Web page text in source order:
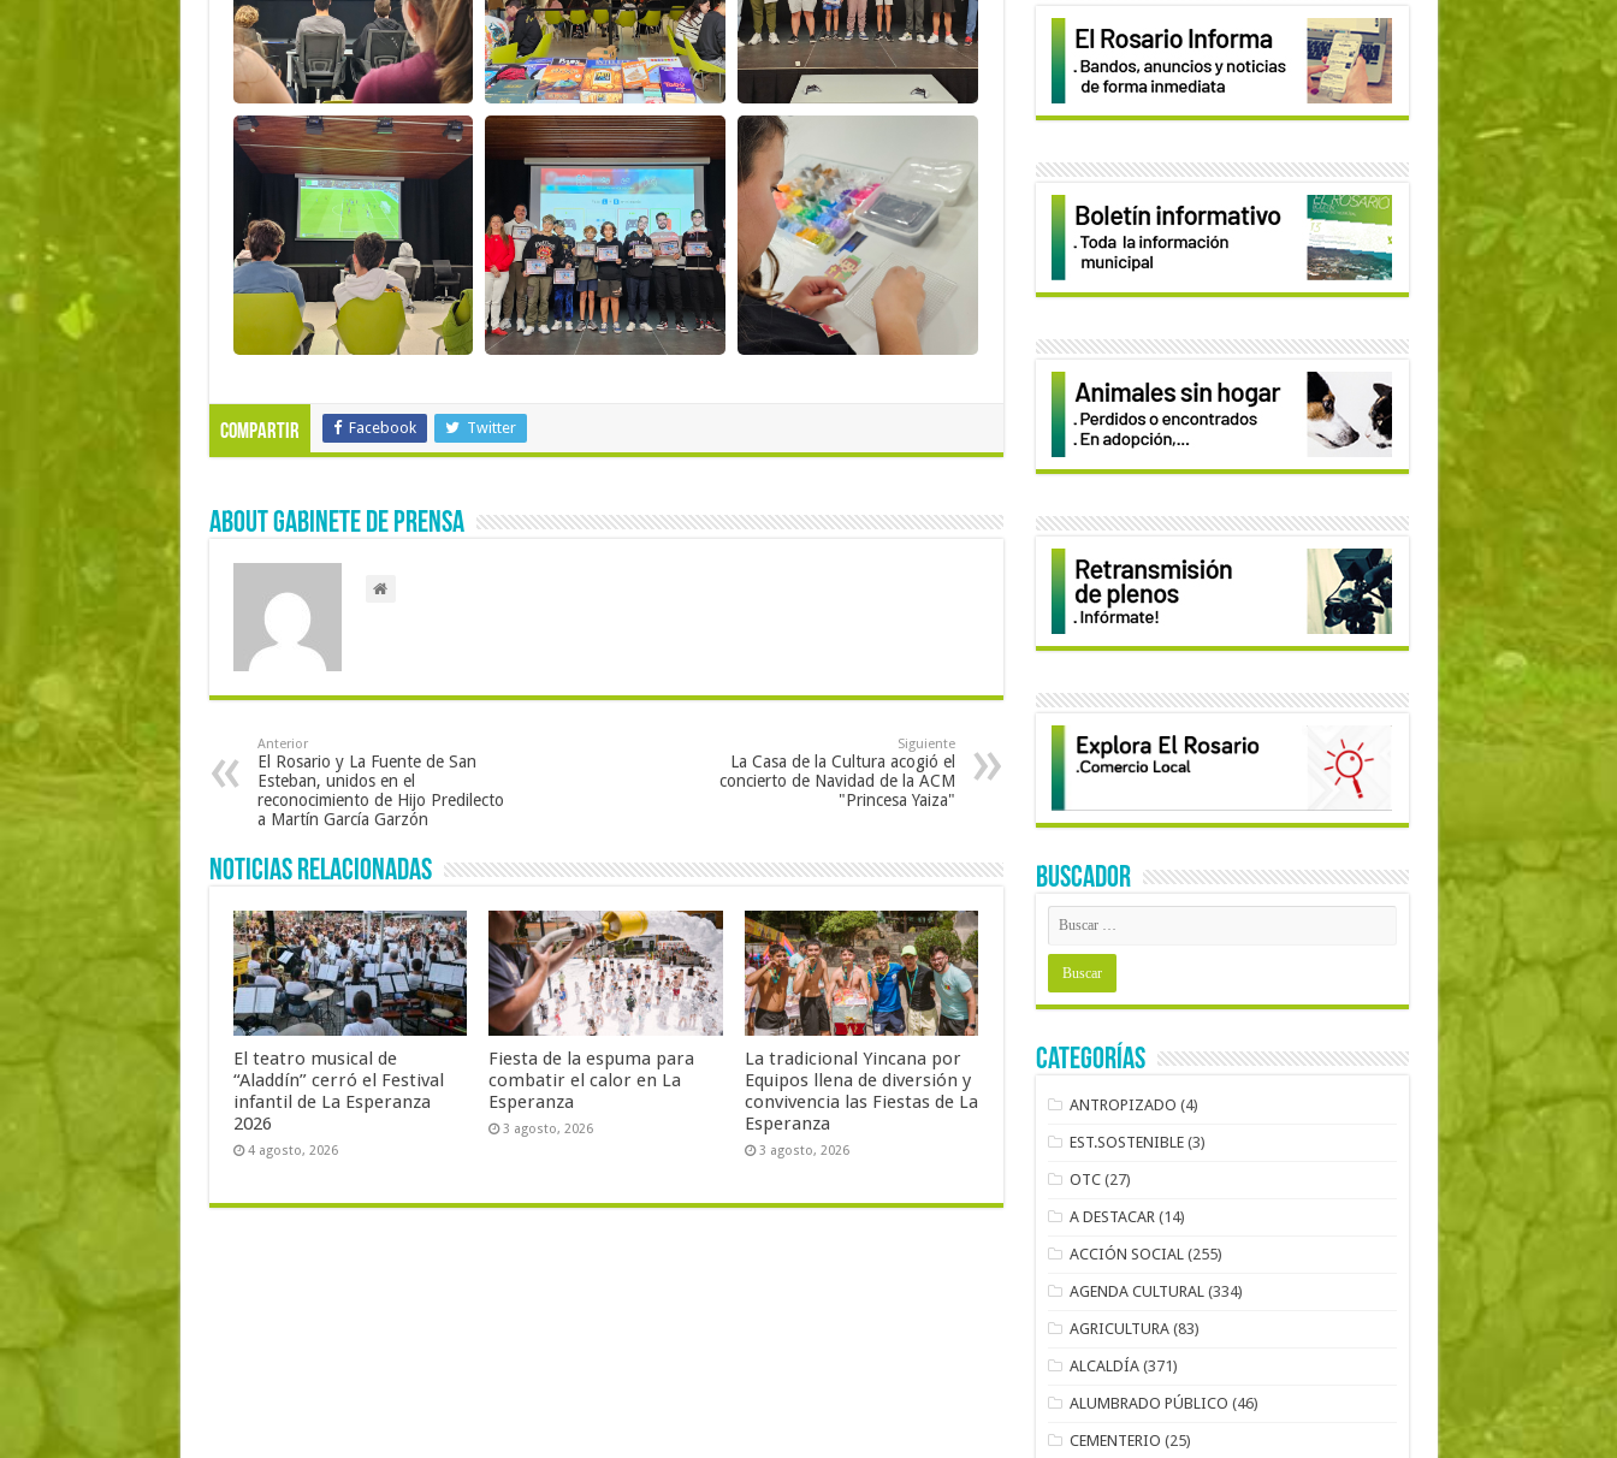
Compartir Facebook Twitter
About Gabinete de Prensa
Anterior
El Rosario y La Fuente de San
Esteban, unidos en el
reconocimiento de Hijo Predilecto
a Martín García Garzón
Siguiente
La Casa de la Cultura acogió el
concierto de Navidad de la ACM
"Princesa Yaiza"
Noticias Relacionadas
El teatro musical de
“Aladdín” cerró el Festival
infantil de La Esperanza
2026
4 agosto, 2026
Fiesta de la espuma para
combatir el calor en La
Esperanza
3 agosto, 2026
La tradicional Yincana por
Equipos llena de diversión y
convivencia las Fiestas de La
Esperanza
3 agosto, 2026
BUSCADOR
Categorías
ANTROPIZADO (4)
EST.SOSTENIBLE (3)
OTC (27)
A DESTACAR (14)
ACCIÓN SOCIAL (255)
AGENDA CULTURAL (334)
AGRICULTURA (83)
ALCALDÍA (371)
ALUMBRADO PÚBLICO (46)
CEMENTERIO (25)